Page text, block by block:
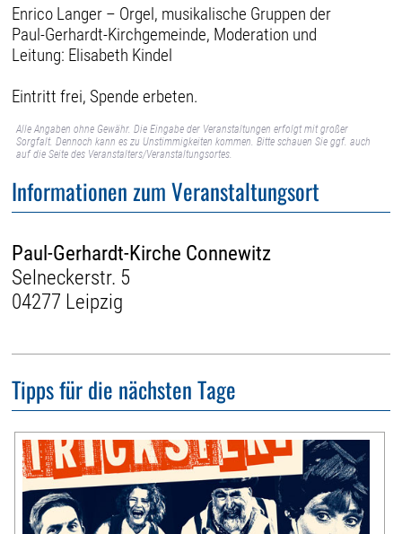
Enrico Langer – Orgel, musikalische Gruppen der
Paul-Gerhardt-Kirchgemeinde, Moderation und
Leitung: Elisabeth Kindel
Eintritt frei, Spende erbeten.
Alle Angaben ohne Gewähr. Die Eingabe der Veranstaltungen erfolgt mit großer
Sorgfalt. Dennoch kann es zu Unstimmigkeiten kommen. Bitte schauen Sie ggf. auch
auf die Seite des Veranstalters/Veranstaltungsortes.
Informationen zum Veranstaltungsort
Paul-Gerhardt-Kirche Connewitz
Selneckerstr. 5
04277 Leipzig
Tipps für die nächsten Tage